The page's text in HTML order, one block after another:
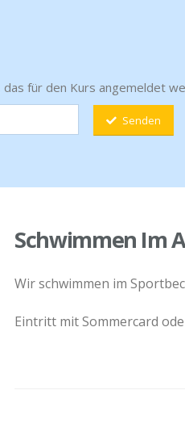
für den Kurs angemeldet
Senden
Schwimmen Im
Wir schwimmen im
Eintritt mit Sommercard